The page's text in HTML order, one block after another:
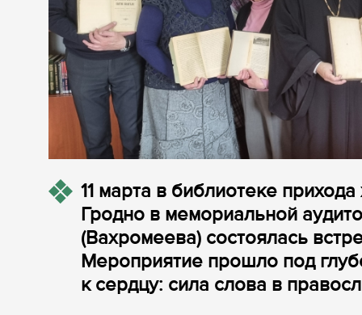
11 марта в библиотеке
Гродно в мемориальной
(Вахромеева) состоялась
Мероприятие прошло под
к сердцу: сила слова в